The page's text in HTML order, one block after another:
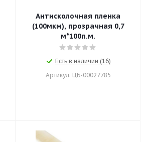
Антисколочная пленка
(100мкм), прозрачная 0,7
м*100п.м.
Есть в наличии (16)
Артикул: ЦБ-00027785